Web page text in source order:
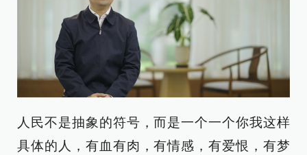
人民不是抽象的符号，而是一个一个你我这样
具体的人，有血有肉，有情感，有爱恨，有梦